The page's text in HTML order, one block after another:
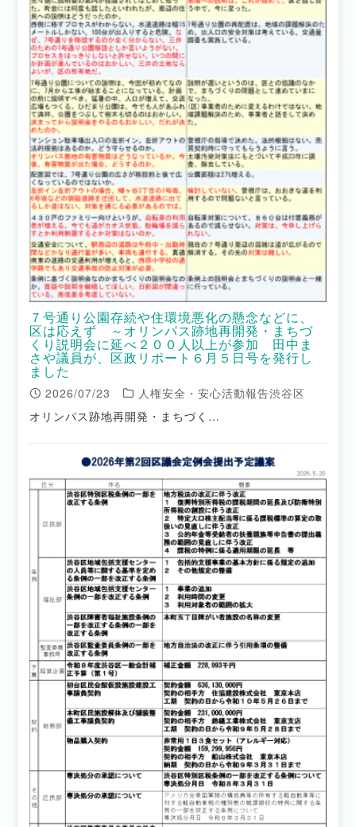
７号通り公園存続や住環境悪化の懸念などに、
区は応えず ～オリンパス跡地再開発・まちづ
くり説明会に延べ２００人以上が参加 田中ま
さや議員が、区政リポート６月５日号を発行し
ました
2026/07/23
人権安全・安心活動報告渋谷区
オリンパス跡地再開発・まちづく…